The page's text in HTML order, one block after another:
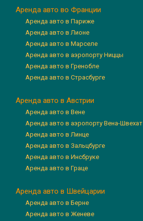
Аренда авто во Франции
Аренда авто в Париже
Аренда авто в Лионе
Аренда авто в Марселе
Аренда авто в аэропорту Ниццы
Аренда авто в Гренобле
Аренда авто в Страсбурге
Аренда авто в Австрии
Аренда авто в Вене
Аренда авто в аэропорту Вена-Швехат
Аренда авто в Линце
Аренда авто в Зальцбурге
Аренда авто в Инсбруке
Аренда авто в Граце
Аренда авто в Швейцарии
Аренда авто в Берне
Аренда авто в Женеве